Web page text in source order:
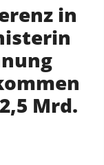
in
Mrd.